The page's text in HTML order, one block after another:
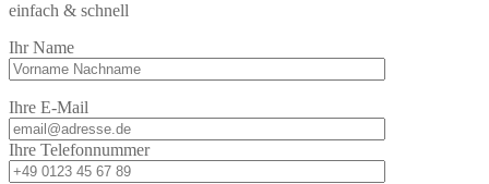
einfach & schnell
Ihr Name
Ihre E-Mail
Ihre Telefonnummer